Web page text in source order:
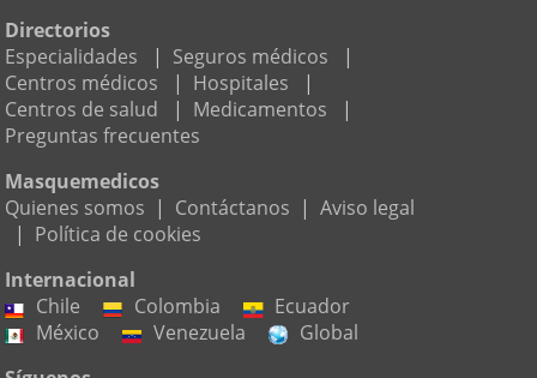
Directorios
Especialidades
| Seguros médicos
|
Centros médicos
| Hospitales
|
Centros de salud
| Medicamentos
|
Preguntas frecuentes
Masquemedicos
Quienes somos | Contáctanos | Aviso legal
| Política de cookies
Internacional
Chile
Colombia
Ecuador
México
Venezuela
Global